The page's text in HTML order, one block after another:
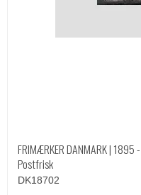
FRIMÆRKER DANMARK |
Postfrisk
DK18702